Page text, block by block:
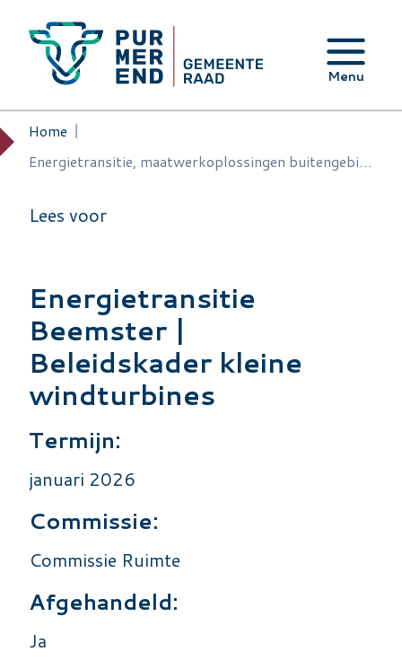
Menu
Kruimelpad
Home
Lees voor
Energietransitie
Beemster |
Beleidskader kleine
windturbines
Termijn:
januari 2026
Commissie:
Commissie Ruimte
Afgehandeld:
Ja